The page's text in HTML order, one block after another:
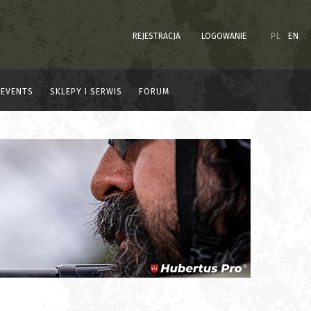
REJESTRACJA LOGOWANIE PL EN
EVENTS SKLEPY I SERWIS FORUM